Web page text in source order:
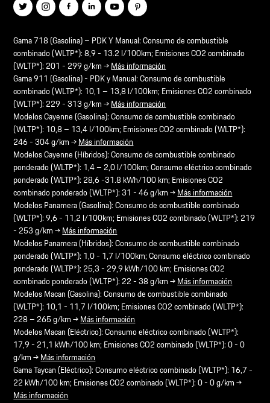
Gama 718 (Gasolina) – PDK Y Manual: Consumo de combustible
combinado (WLTP*): 8,9 - 13.2 l/100km; Emisiones CO2 combinado
(WLTP*): 201 - 299 g/km →Más información
Gama 911 (Gasolina) - PDK y Manual: Consumo de combustible
combinado (WLTP*): 10,1 – 13,8 l/100km; Emisiones CO2 combinado
(WLTP*): 229 - 313 g/km →Más información
Modelos Cayenne (Gasolina): Consumo de combustible combinado
(WLTP*): 10,8 – 13,4 l/100km; Emisiones CO2 combinado (WLTP*):
246 - 304 g/km →Más información
Modelos Cayenne (Híbridos): Consumo de combustible combinado
ponderado (WLTP*): 1,4 – 2,0 l/100km; Consumo eléctrico combinado
ponderado (WLTP*): 28,6 -31.8 kWh/100 km; Emisiones CO2
combinado ponderado (WLTP*): 31 - 46 g/km →Más información
Modelos Panamera (Gasolina): Consumo de combustible combinado
(WLTP*): 9,6 - 11,2 l/100km; Emisiones CO2 combinado (WLTP*): 219
- 253 g/km →Más información
Modelos Panamera (Híbridos): Consumo de combustible combinado
ponderado (WLTP*): 1,0 - 1,7 l/100km; Consumo eléctrico combinado
ponderado (WLTP*): 25,3 - 29,9 kWh/100 km; Emisiones CO2
combinado ponderado (WLTP*): 22 - 38 g/km →Más información
Modelos Macan (Gasolina): Consumo de combustible combinado
(WLTP*): 10,1 - 11,7 l/100km; Emisiones CO2 combinado (WLTP*):
228 – 265 g/km →Más información
Modelos Macan (Eléctrico): Consumo eléctrico combinado (WLTP*):
17,9 - 21,1 kWh/100 km; Emisiones CO2 combinado (WLTP*): 0 - 0
g/km →Más información
Gama Taycan (Eléctrico): Consumo eléctrico combinado (WLTP*): 16,7 -
22 kWh/100 km; Emisiones CO2 combinado (WLTP*): 0 - 0 g/km →
Más información